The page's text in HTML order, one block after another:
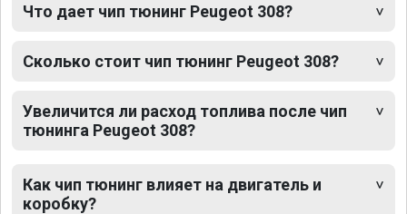
Что дает чип тюнинг Peugeot 308?
Сколько стоит чип тюнинг Peugeot 308?
Увеличится ли расход топлива после чип
тюнинга Peugeot 308?
Как чип тюнинг влияет на двигатель и
коробку?